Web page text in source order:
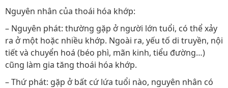
Nguyên nhân của thoái hóa khớp:
– Nguyên phát: thường gặp ở người lớn tuổi, có thể xảy
ra ở một hoặc nhiều khớp. Ngoài ra, yếu tố di truyền, nội
tiết và chuyển hoá (béo phì, mãn kinh, tiểu đường…)
cũng làm gia tăng thoái hóa khớp.
– Thứ phát: gặp ở bất cứ lứa tuổi nào, nguyên nhân có